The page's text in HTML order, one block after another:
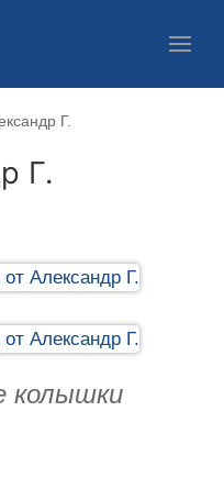
Г.
Г.
колышки